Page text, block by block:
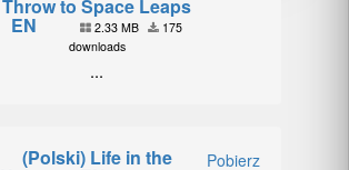
Throw to Space Leaps
EN 2.33 MB
175
downloads
...
Pobierz
(Polski) Life in the